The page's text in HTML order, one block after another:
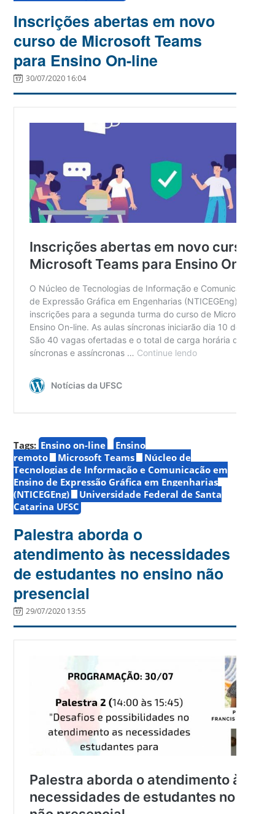
Inscrições abertas em novo
curso de Microsoft Teams
para Ensino On-line
30/07/2020 16:04
Tags: Ensino on-line
Ensino
remoto
Microsoft Teams
Núcleo de
Tecnologias de Informação e Comunicação em
Ensino de Expressão Gráfica em Engenharias
(NTICEGEng)
Universidade Federal de Santa
Catarina UFSC
Palestra aborda o
atendimento às necessidades
de estudantes no ensino não
presencial
29/07/2020 13:55